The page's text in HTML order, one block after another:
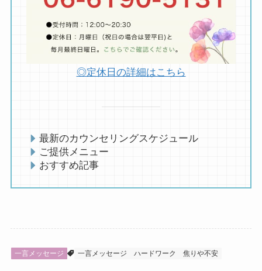
◎定休日の詳細はこちら
最新のカウンセリングスケジュール
ご提供メニュー
おすすめ記事
一言メッセージ 一言メッセージ ハードワーク 焦りや不安